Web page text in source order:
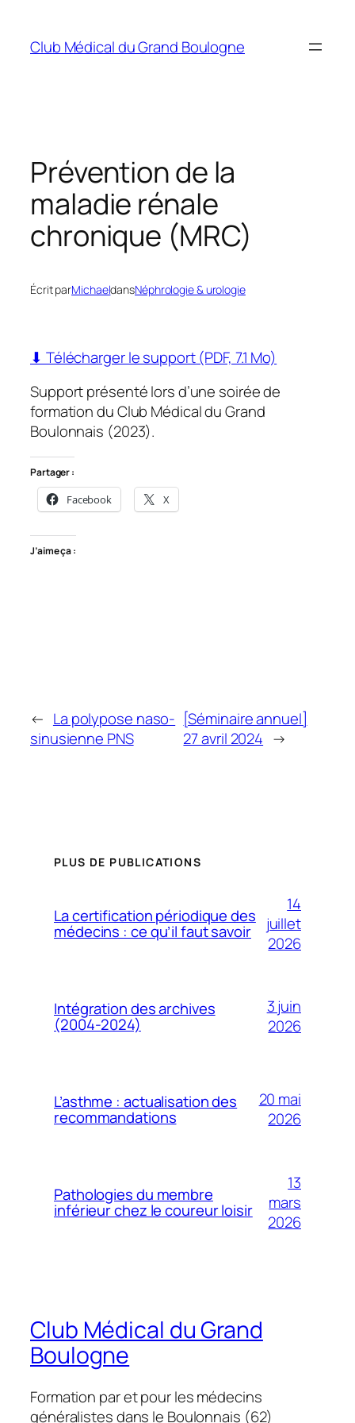
contenu
Club Médical du Grand Boulogne
Prévention de la
maladie rénale
chronique (MRC)
Écrit parMichaeldansNéphrologie & urologie
⬇ Télécharger le support (PDF, 7.1 Mo)
Support présenté lors d’une soirée de
formation du Club Médical du Grand
Boulonnais (2023).
Partager :
Facebook X
J’aime ça :
← La polypose naso-
sinusienne PNS
[Séminaire annuel]
27 avril 2024 →
PLUS DE PUBLICATIONS
La certification périodique des
médecins : ce qu’il faut savoir
14
juillet
2026
Intégration des archives
(2004-2024)
3 juin
2026
L’asthme : actualisation des
recommandations
20 mai
2026
Pathologies du membre
inférieur chez le coureur loisir
13
mars
2026
Club Médical du Grand
Boulogne
Formation par et pour les médecins
généralistes dans le Boulonnais (62)